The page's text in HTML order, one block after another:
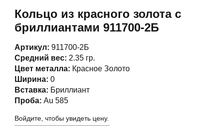
Кольцо из красного золота с
бриллиантами 911700-2Б
Артикул: 911700-2Б
Средний вес: 2.35 гр.
Цвет металла: Красное Золото
Ширина: 0
Вставка: Бриллиант
Проба: Au 585
Войдите, чтобы увидеть цену.